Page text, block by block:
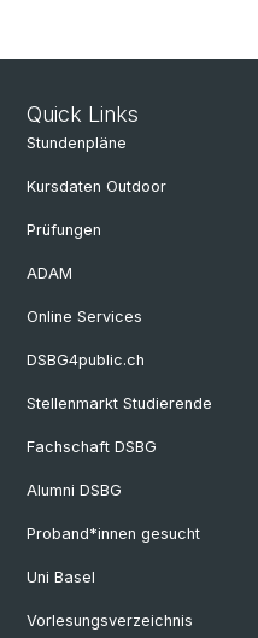
Quick Links
Stundenpläne
Kursdaten Outdoor
Prüfungen
ADAM
Online Services
DSBG4public.ch
Stellenmarkt Studierende
Fachschaft DSBG
Alumni DSBG
Proband*innen gesucht
Uni Basel
Vorlesungsverzeichnis